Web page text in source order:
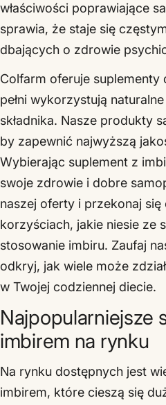
właściwości poprawiające
sprawia, że staje się
dbających o zdrowie
Colfarm oferuje
pełni wykorzystują
składnika. Nasze produkty
by zapewnić najwyższą
Wybierając suplement z
swoje zdrowie i dobre
naszej oferty i przekonaj
korzyściach, jakie niesie ze
stosowanie imbiru. Zaufaj
odkryj, jak wiele może
w Twojej codziennej diecie.
Najpopularniejsze
imbirem na rynku
Na rynku dostępnych jest
imbirem, które cieszą się